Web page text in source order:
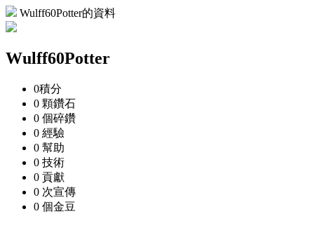
Wulff60Potter的資料
Wulff60Potter
0積分
0 顆鑽石
0 個碎鑽
0 經驗
0 幫助
0 技術
0 貢獻
0 次宣傳
0 個金豆